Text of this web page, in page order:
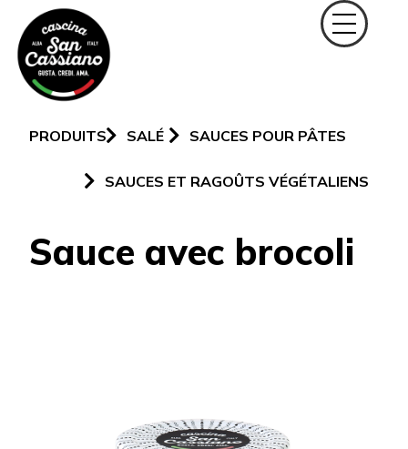
PRODUITS SALÉ SAUCES POUR PÂTES
SAUCES ET RAGOÛTS VÉGÉTALIENS
Sauce avec brocoli